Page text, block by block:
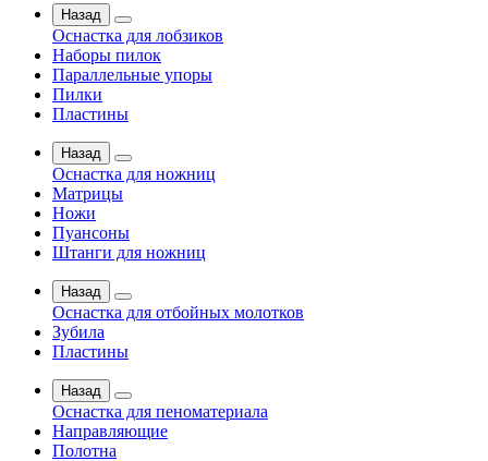
Назад
Оснастка для лобзиков
Наборы пилок
Параллельные упоры
Пилки
Пластины
Назад
Оснастка для ножниц
Матрицы
Ножи
Пуансоны
Штанги для ножниц
Назад
Оснастка для отбойных молотков
Зубила
Пластины
Назад
Оснастка для пеноматериала
Направляющие
Полотна